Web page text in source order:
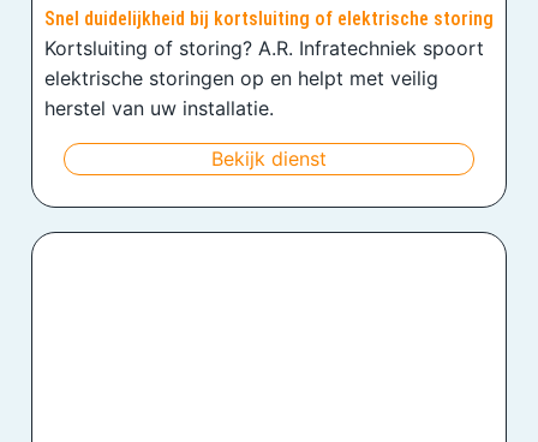
Snel duidelijkheid bij kortsluiting of elektrische storing
Kortsluiting of storing? A.R. Infratechniek spoort
elektrische storingen op en helpt met veilig
herstel van uw installatie.
Bekijk dienst